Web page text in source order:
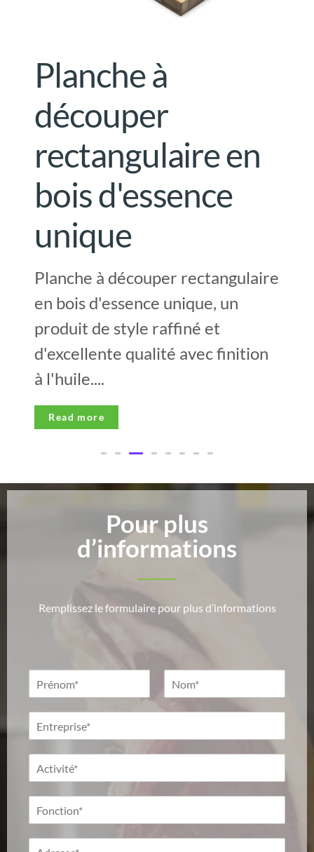
Planche à
découper
rectangulaire en
bois d'essence
unique
Planche à découper rectangulaire
en bois d'essence unique, un
produit de style raffiné et
d'excellente qualité avec finition
à l'huile....
Read more
Pour plus
d’informations
Remplissez le formulaire pour plus d’informations